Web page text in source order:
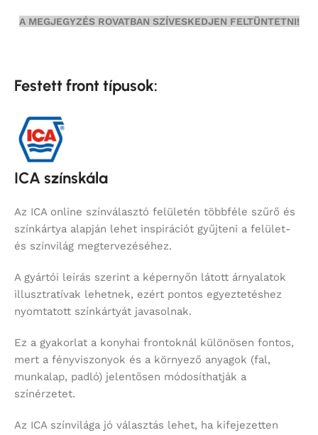
A MEGJEGYZÉS ROVATBAN SZÍVESKEDJEN FELTÜNTETNI!
Festett front típusok:
ICA színskála
Az ICA online színválasztó felületén többféle szűrő és
színkártya alapján lehet inspirációt gyűjteni a felület-
és színvilág megtervezéséhez.
A gyártói leírás szerint a képernyőn látott árnyalatok
illusztratívak lehetnek, ezért pontos egyeztetéshez
nyomtatott színkártyát javasolnak.
Ez a gyakorlat a konyhai frontoknál különösen fontos,
mert a fényviszonyok és a környező anyagok (fal,
munkalap, padló) jelentősen módosíthatják a
színérzetet.
Az ICA színvilága jó választás lehet, ha kifejezetten